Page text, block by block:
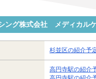
ング株式会社 メディカル
杉並区の紹介予
高円寺駅の紹介